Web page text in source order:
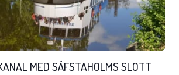
MED SÄFSTAHOLMS SLOTT